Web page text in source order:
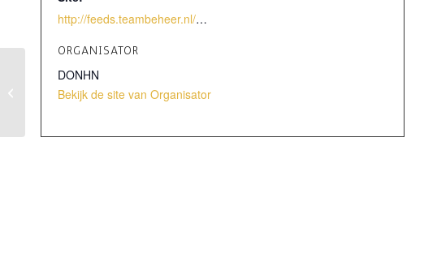
http://feeds.teambeheer.nl/webcontent/jaarprogramma/?season=16-17&div=Ere&dartsbond=17
ORGANISATOR
DONHN
Bekijk de site van Organisator
German Open